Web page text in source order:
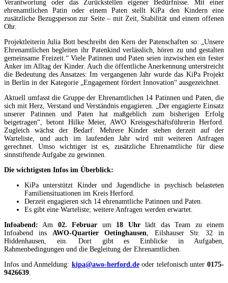
Verantwortung oder das Zurückstellen eigener Bedürfnisse. Mit einer
ehrenamtlichen Patin oder einem Paten stellt KiPa den Kindern eine
zusätzliche Bezugsperson zur Seite – mit Zeit, Stabilität und einem offenen
Ohr.
Projektleiterin Julia Bott beschreibt den Kern der Patenschaften so: „Unsere
Ehrenamtlichen begleiten ihr Patenkind verlässlich, hören zu und gestalten
gemeinsame Freizeit.“ Viele Patinnen und Paten seien inzwischen ein fester
Anker im Alltag der Kinder. Auch die öffentliche Anerkennung unterstreicht
die Bedeutung des Ansatzes: Im vergangenen Jahr wurde das KiPa Projekt
in Berlin in der Kategorie „Engagement fördert Innovation“ ausgezeichnet.
Aktuell umfasst die Gruppe der Ehrenamtlichen 14 Patinnen und Paten, die
sich mit Herz, Verstand und Verständnis engagieren. „Der engagierte Einsatz
unserer Patinnen und Paten hat maßgeblich zum bisherigen Erfolg
beigetragen“, betont Hilke Meier, AWO Kreisgeschäftsführerin Herford.
Zugleich wächst der Bedarf: Mehrere Kinder stehen derzeit auf der
Warteliste, und auch im laufenden Jahr wird mit weiteren Anfragen
gerechnet. Umso wichtiger ist es, zusätzliche Ehrenamtliche für diese
sinnstiftende Aufgabe zu gewinnen.
Die wichtigsten Infos im Überblick:
KiPa unterstützt Kinder und Jugendliche in psychisch belasteten
Familiensituationen im Kreis Herford.
Derzeit engagieren sich 14 ehrenamtliche Patinnen und Paten.
Es gibt eine Warteliste; weitere Anfragen werden erwartet.
Infoabend: Am 02. Februar um 18 Uhrlädt das Team zu einem
Infoabend ins AWO-Quartier Oetinghausen , Eilshauser Str. 32 in
Hiddenhausen, ein. Dort gibt es Einblicke in Aufgaben,
Rahmenbedingungen und die Begleitung der Ehrenamtlichen.
Infos und Anmeldung: kipa@awo-herford.deoder telefonisch unter0175-
9426639